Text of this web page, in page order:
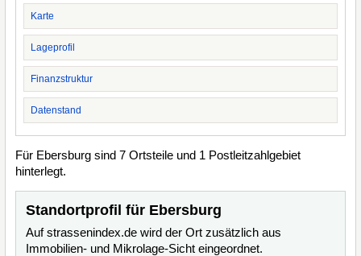
Karte
Lageprofil
Finanzstruktur
Datenstand
Für Ebersburg sind 7 Ortsteile und 1 Postleitzahlgebiet
hinterlegt.
Standortprofil für Ebersburg
Auf strassenindex.de wird der Ort zusätzlich aus
Immobilien- und Mikrolage-Sicht eingeordnet.